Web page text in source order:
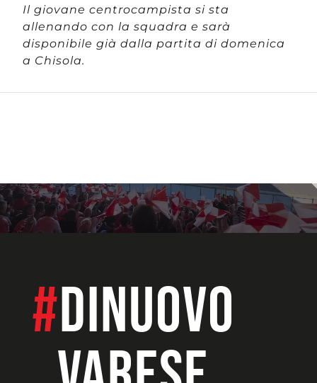
Il giovane centrocampista si sta
allenando con la squadra e sarà
disponibile già dalla partita di domenica
a Chisola.
#dinuovo